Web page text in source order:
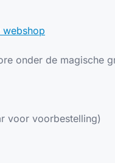
onder de magische
voor voorbestelling)